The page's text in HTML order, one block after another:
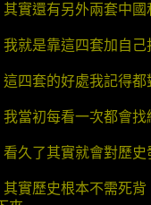
實還有另外兩套中國
就是靠這四套加自己
四套的好處我記得
當初每看一次都會找
久了其實就會對歷史
實歷史根本不需死背